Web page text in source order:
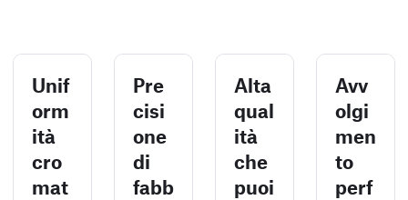
Unif
orm
ità
cro
mat
Pre
cisi
one
di
fabb
Alta
qual
ità
che
puoi
Avv
olgi
men
to
perf